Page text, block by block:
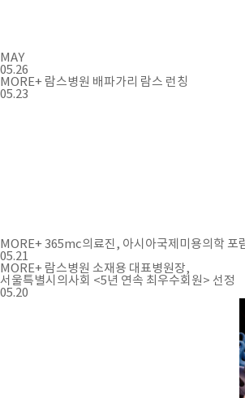
MAY
05.26
MORE+ 람스병원 배파가리 람스 런칭
05.23
MORE+ 365mc의료진, 아시아국제미용의학 포
05.21
MORE+ 람스병원 소재용 대표병원장,
서울특별시의사회 <5년 연속 최우수회원> 선정
05.20